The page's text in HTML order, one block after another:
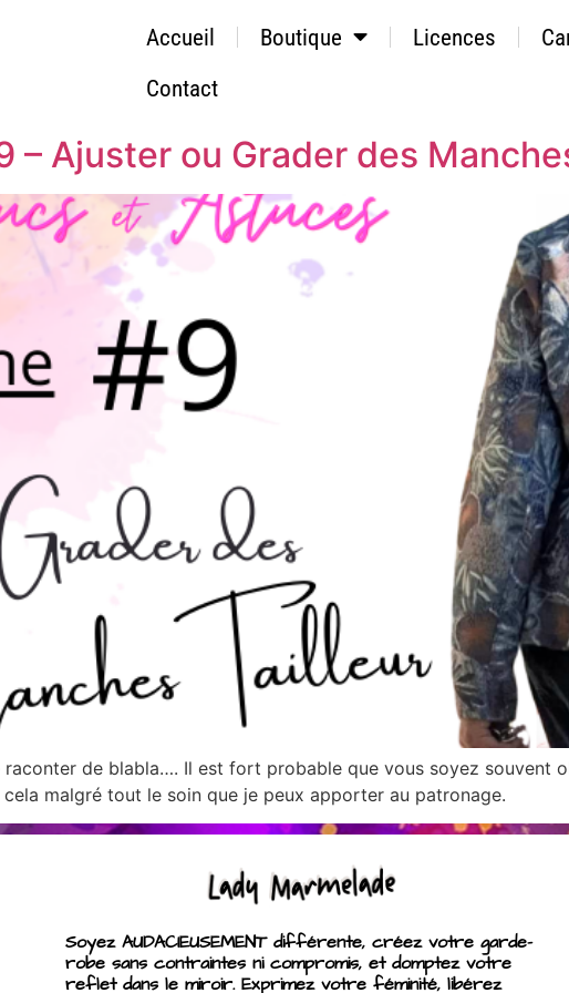
Accueil Boutique Licences
Contact
– Ajuster ou Grader des
raconter de blabla…. Il est fort probable que vous soyez souvent
et cela malgré tout le soin que je peux apporter au
Soyez AUDACIEUSEMENT différente, créez votre garde-
robe sans contraintes ni compromis, et domptez votre
reflet dans le miroir. Exprimez votre féminité, libérez